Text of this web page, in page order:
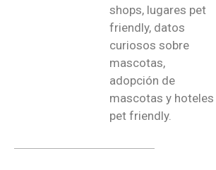
shops, lugares pet
friendly, datos
curiosos sobre
mascotas,
adopción de
mascotas y hoteles
pet friendly.